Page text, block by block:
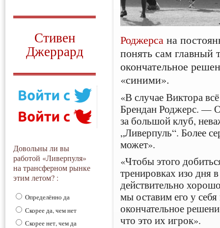
Стивен
Джеррард
Довольны ли вы
работой «Ливерпуля»
на трансферном рынке
этим летом? :
Определённо да
Скорее да, чем нет
Скорее нет, чем да
Роджерса на
понять сам главный
окончательное
«синими».
«В случае Виктора
Брендан Роджерс. —
за большой клуб,
„Ливерпуль“. Более
может».
«Чтобы этого
тренировках изо дня
действительно
мы оставим его у
окончательное
что это их игрок».